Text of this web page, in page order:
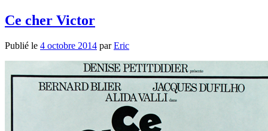
Ce cher Victor
Publié le 4 octobre 2014 parEric